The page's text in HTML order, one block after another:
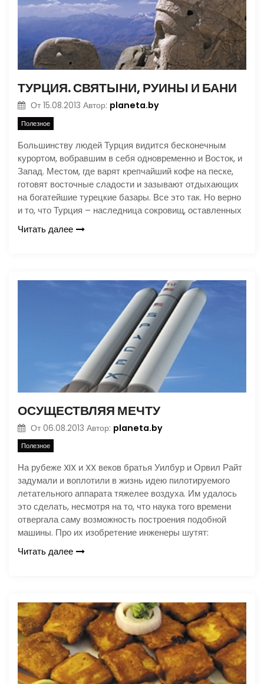
ТУРЦИЯ. СВЯТЫНИ, РУИНЫ И БАНИ
От 15.08.2013 Автор: planeta.by
Полезное
Большинству людей Турция видится бесконечным
курортом, вобравшим в себя одновременно и Восток, и
Запад. Местом, где варят крепчайший кофе на песке,
готовят восточные сладости и зазывают отдыхающих
на богатейшие турецкие базары. Все это так. Но верно
и то, что Турция – наследница сокровищ, оставленных
Читать далее
ОСУЩЕСТВЛЯЯ МЕЧТУ
От 06.08.2013 Автор: planeta.by
Полезное
На рубеже XIX и XX веков братья Уилбур и Орвил Райт
задумали и воплотили в жизнь идею пилотируемого
летательного аппарата тяжелее воздуха. Им удалось
это сделать, несмотря на то, что наука того времени
отвергала саму возможность построения подобной
машины. Про их изобретение инженеры шутят:
Читать далее